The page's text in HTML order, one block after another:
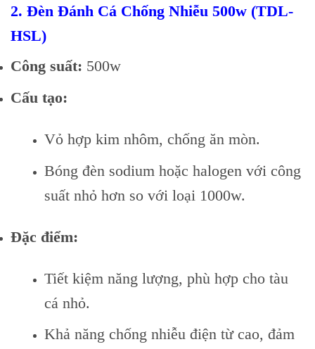
2. Đèn Đánh Cá Chống Nhiễu 500w (TDL-
HSL)
Công suất: 500w
Cấu tạo:
Vỏ hợp kim nhôm, chống ăn mòn.
Bóng đèn sodium hoặc halogen với công
suất nhỏ hơn so với loại 1000w.
Đặc điểm:
Tiết kiệm năng lượng, phù hợp cho tàu
cá nhỏ.
Khả năng chống nhiễu điện từ cao, đảm